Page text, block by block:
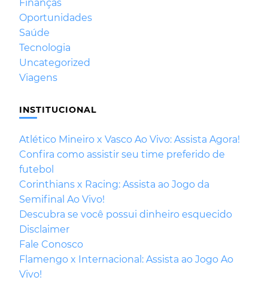
Finanças
Oportunidades
Saúde
Tecnologia
Uncategorized
Viagens
INSTITUCIONAL
Atlético Mineiro x Vasco Ao Vivo: Assista Agora!
Confira como assistir seu time preferido de
futebol
Corinthians x Racing: Assista ao Jogo da
Semifinal Ao Vivo!
Descubra se você possui dinheiro esquecido
Disclaimer
Fale Conosco
Flamengo x Internacional: Assista ao Jogo Ao
Vivo!